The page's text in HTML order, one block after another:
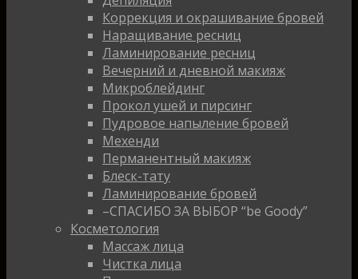
Коррекция и окрашивание бровей
Наращивание ресниц
Ламинирование ресниц
Вечерний и дневной макияж
Микроблейдинг
Прокол ушей и пирсинг
Пудровое напыление бровей
Мехенди
Перманентный макияж
Блеск-тату
Ламинирование бровей
–СПАСИБО ЗА ВЫБОР “be Goody”
Косметология
Массаж лица
Чистка лица